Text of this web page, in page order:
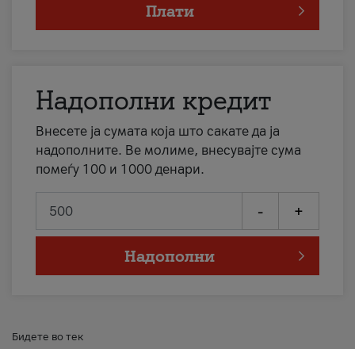
Плати
Надополни кредит
Внесете ја сумата која што сакате да ја
надополните. Ве молиме, внесувајте сума
помеѓу 100 и 1000 денари.
- +
Надополни
Бидете во тек